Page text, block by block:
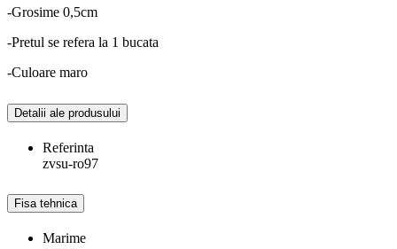
-Grosime 0,5cm
-Pretul se refera la 1 bucata
-Culoare maro
Detalii ale produsului
Referinta
zvsu-ro97
Fisa tehnica
Marime